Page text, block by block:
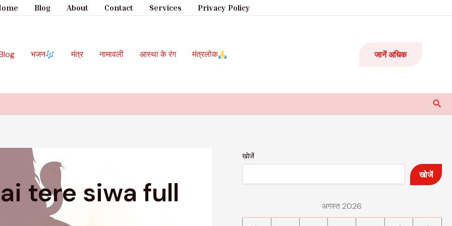
Blog About Contact Services Privacy Policy
भजन मंत्र नामावली आस्था के रंग मंत्रलोक जानें अधिक
tere siwa full
खोजें
खोजें
अगस्त 2026